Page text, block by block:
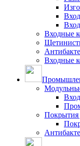
Входные
Входные
Покрытия